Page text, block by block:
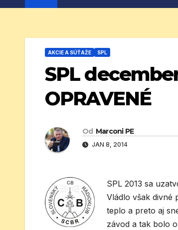
AKCIE A SÚŤAŽE SPL
SPL
OPRAVENÉ
Od Marconi PE
JAN 8, 2014
SPL 2013 sa
Vládlo však divné
teplo a preto aj
závod a tak bolo